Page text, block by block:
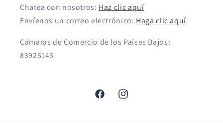
Chatea con nosotros: Haz clic aquí
Envíenos un correo electrónico: Haga clic aquí
Cámaras de Comercio de los Países Bajos:
83926143
FacebookInstagram